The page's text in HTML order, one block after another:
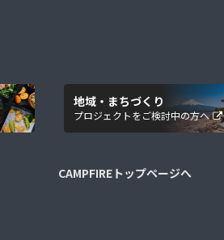
地域・まちづくり
プロジェクトをご検討中の方へ
CAMPFIREトップページへ